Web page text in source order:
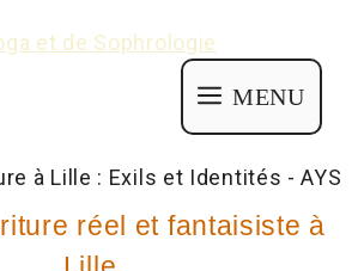
MENU
réel et fantaisiste à